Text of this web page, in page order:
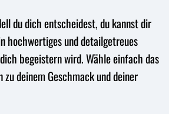
du dich entscheidest, du kannst dir
hochwertiges und detailgetreues
begeistern wird. Wähle einfach das
deinem Geschmack und deiner